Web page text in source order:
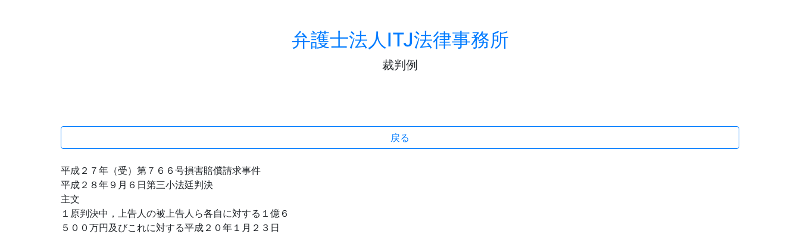
弁護士法人ITJ法律事務所
裁判例
戻る
平成２７年（受）第７６６号損害賠償請求事件
平成２８年９月６日第三小法廷判決
主文
１原判決中，上告人の被上告人ら各自に対する１億６
５００万円及びこれに対する平成２０年１月２３日